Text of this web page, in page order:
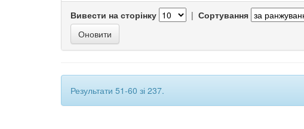
Вивести на сторінку | Сортування
Результати 51-60 зі 237.